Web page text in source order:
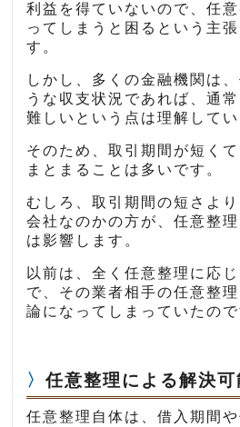
利益を得ていないので、任
ってしまうと困るという主
す。
しかし、多くの金融機関は
うな収支状況であれば、通
難しいという点は理解してい
そのため、取引期間が短く
まとまることは多いです。
むしろ、取引期間の短さよ
会社なのかの方が、任意整
は影響します。
以前は、全く任意整理に応
で、その業者相手の任意整
論になってしまっていたので
任意整理による解決可
任意整理自体は、借入期間